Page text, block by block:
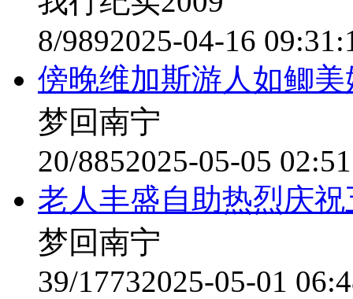
8/9892025-04-16
傍晚维加斯游人如鲫美
梦回南宁
20/8852025-05-05
老人丰盛自助热烈庆
梦回南宁
39/17732025-05-01